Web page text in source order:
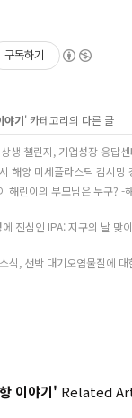
구독하기
야기' 카테고리의 다른 글
생 챌린지, 기업성장 응답
해양 미세플라스틱 감시망
해린이의 부모님은 누구? -
진심인 IPA: 지구의 날 맞
식, 선박 대기오염물질에 대
이야기' Related